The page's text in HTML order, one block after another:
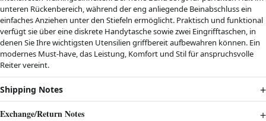
unteren Rückenbereich, während der eng anliegende Beinabschluss ein
einfaches Anziehen unter den Stiefeln ermöglicht. Praktisch und funktional
verfügt sie über eine diskrete Handytasche sowie zwei Eingrifftaschen, in
denen Sie Ihre wichtigsten Utensilien griffbereit aufbewahren können. Ein
modernes Must-have, das Leistung, Komfort und Stil für anspruchsvolle
Reiter vereint.
Shipping Notes
Exchange/Return Notes